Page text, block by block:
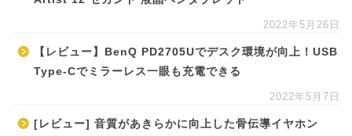
2022年5月26日
【レビュー】BenQ PD2705Uでデスク環境が向上！USB
Type-Cでミラーレス一眼も充電できる
2022年5月7日
[レビュー] 音質があきらかに向上した骨伝導イヤホン